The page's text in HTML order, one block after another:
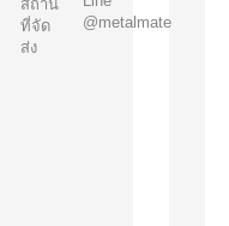
สถาน
ที่จัด
ส่ง
@metalmate